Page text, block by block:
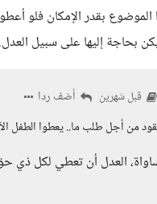
الموضوع بقدر الإمكان فلو
بحاجة إليها على سبيل العدل.
قبل شهرين
أضف ردا
من أجل طلب ما.. يعطوا الطفل
العدل أن تعطي لكل ذي حق